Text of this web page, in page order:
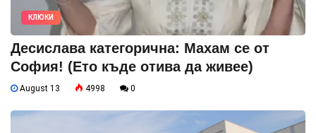
КЛЮКИ
Десислава категорична: Махам се от
София! (Ето къде отива да живее)
August 13 4998 0